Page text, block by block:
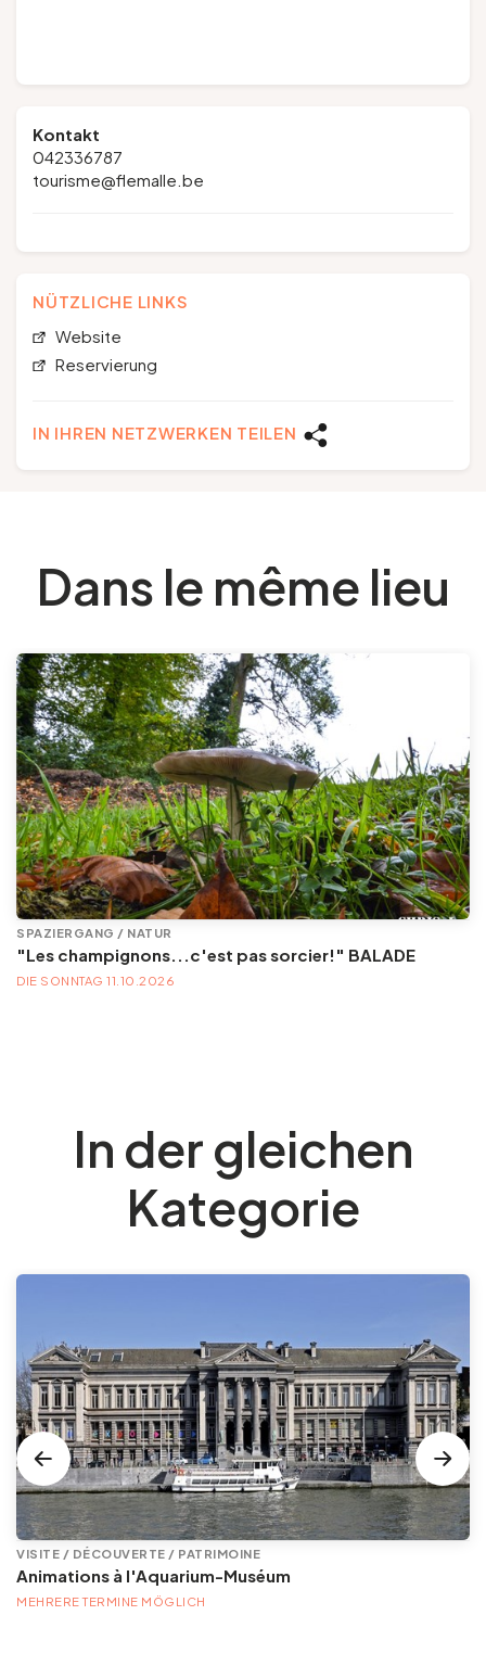
Kontakt
042336787
tourisme@flemalle.be
NÜTZLICHE LINKS
Website
Reservierung
IN IHREN NETZWERKEN TEILEN
Dans le même lieu
SPAZIERGANG / NATUR
"Les champignons...c'est pas sorcier!" BALADE
DIE SONNTAG 11.10.2026
In der gleichen
Kategorie
VISITE / DÉCOUVERTE / PATRIMOINE
Animations à l'Aquarium-Muséum
MEHRERE TERMINE MÖGLICH